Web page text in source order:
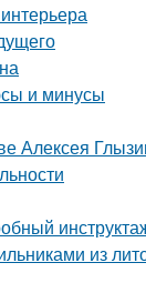
и минусы
Алексея
из